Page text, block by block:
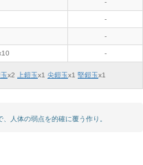
-
-
-
-
x2 上鎧玉x1 尖鎧玉x1 堅鎧玉x1
人体の弱点を的確に覆う作り。